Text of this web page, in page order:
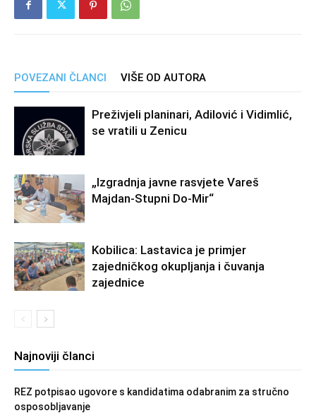
POVEZANI ČLANCI VIŠE OD AUTORA
Preživjeli planinari, Adilović i Vidimlić,
se vratili u Zenicu
„Izgradnja javne rasvjete Vareš
Majdan-Stupni Do-Mir“
Kobilica: Lastavica je primjer
zajedničkog okupljanja i čuvanja
zajednice
Najnoviji članci
REZ potpisao ugovore s kandidatima odabranim za stručno
osposobljavanje